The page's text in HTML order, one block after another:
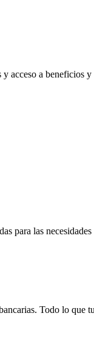
acceso a beneficios
para las necesidades
Todo lo que